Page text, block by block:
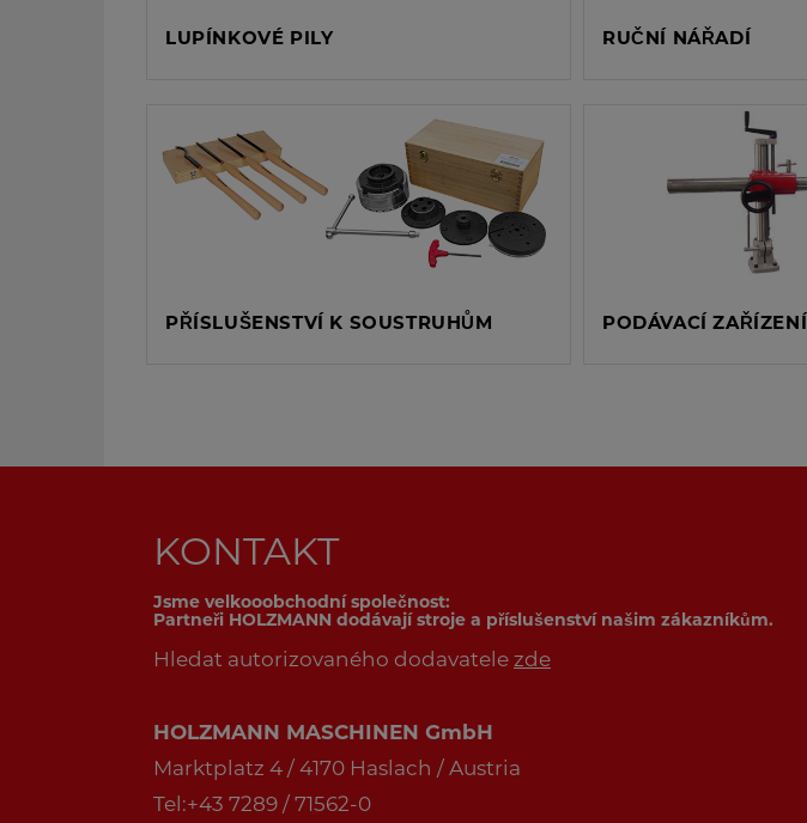
LUPÍNKOVÉ PILY RUČNÍ NÁŘADÍ
PŘÍSLUŠENSTVÍ K SOUSTRUHŮM PODÁVACÍ ZAŘÍZENÍ
KONTAKT
Jsme velkooobchodní společnost:
Partneři HOLZMANN dodávají stroje a příslušenství našim zákazníkům.
Hledat autorizovaného dodavatele zde
HOLZMANN MASCHINEN GmbH
Marktplatz 4 / 4170 Haslach / Austria
Tel:+43 7289 / 71562-0